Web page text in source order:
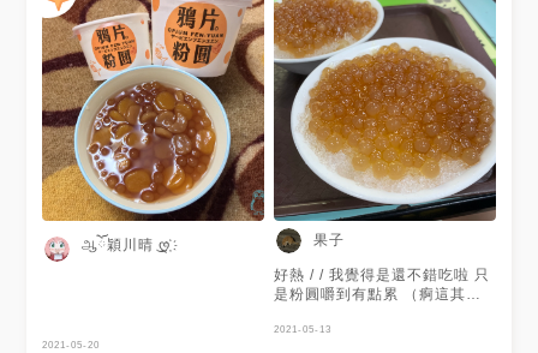
ஆོ穎川晴 ͜ღ҉
2021-05-20
果子
好熱 / / 我覺得是還不錯吃啦 只
是粉圓嚼到有點累 （痾這其實
太熱冰一下就融化ㄌ嗚嗚
2021-05-13